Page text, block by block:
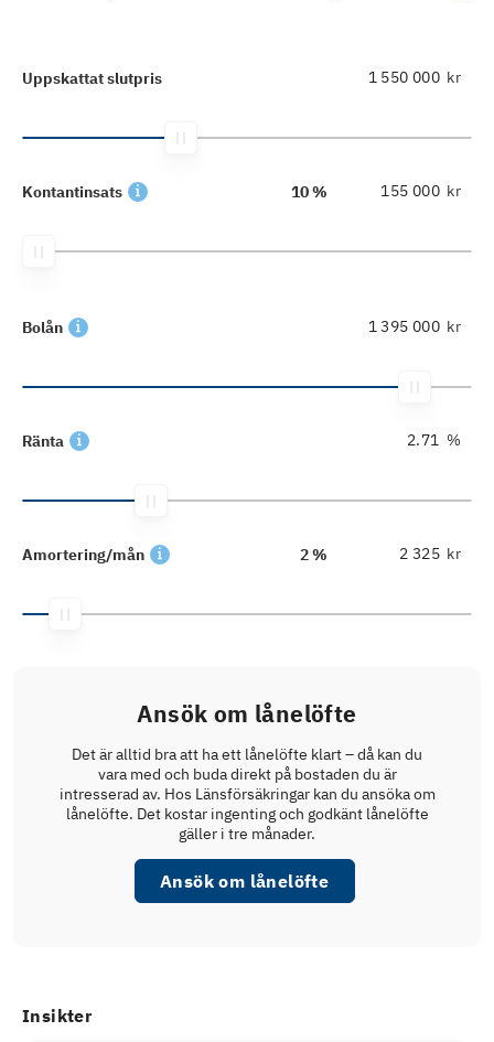
Uppskattat slutpris kr
Kontantinsats 10 % kr
Bolån kr
Ränta %
Amortering/mån 2 % kr
Ansök om lånelöfte
Det är alltid bra att ha ett lånelöfte klart – då kan du
vara med och buda direkt på bostaden du är
intresserad av. Hos Länsförsäkringar kan du ansöka om
lånelöfte. Det kostar ingenting och godkänt lånelöfte
gäller i tre månader.
Ansök om lånelöfte
Insikter